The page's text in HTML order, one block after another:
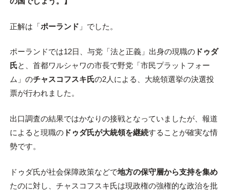
正解は「ポーランド 」でした。
ポーランドでは12日、与党「法と正義」出身の現職のドゥダ
氏と、首都ワルシャワの市長で野党「市民プラットフォー
ム」のチャスコフスキ氏の2人による、大統領選挙の決選投
票が行われました。
出口調査の結果ではかなりの接戦となっていましたが、報道
によると現職のドゥダ氏が大統領を継続することが確実な情
勢です。
ドゥダ氏が社会保障政策などで地方の保守層から支持を集め
たのに対し、チャスコフスキ氏は現政権の強権的な政治を批